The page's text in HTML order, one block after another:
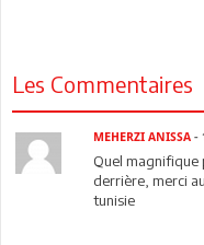
Les Commentaires
MEHERZI ANISSA -
Quel
derrière, merci
tunisie